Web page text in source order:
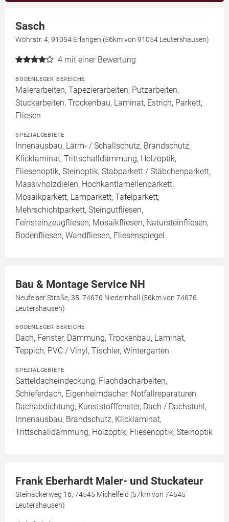
Sasch
Wöhrstr. 4, 91054 Erlangen (56km von 91054 Leutershausen)
4 mit einer Bewertung
BODENLEGER BEREICHE
Malerarbeiten, Tapezierarbeiten, Putzarbeiten,
Stuckarbeiten, Trockenbau, Laminat, Estrich, Parkett,
Fliesen
SPEZIALGEBIETE
Innenausbau, Lärm- / Schallschutz, Brandschutz,
Klicklaminat, Trittschalldämmung, Holzoptik,
Fliesenoptik, Steinoptik, Stabparkett / Stäbchenparkett,
Massivholzdielen, Hochkantlamellenparkett,
Mosaikparkett, Lamparkett, Tafelparkett,
Mehrschichtparkett, Steingutfliesen,
Feinsteinzeugfliesen, Mosaikfliesen, Natursteinfliesen,
Bodenfliesen, Wandfliesen, Fliesenspiegel
Bau & Montage Service NH
Neufelser Straße, 35, 74676 Niedernhall (56km von 74676
Leutershausen)
BODENLEGER BEREICHE
Dach, Fenster, Dämmung, Trockenbau, Laminat,
Teppich, PVC / Vinyl, Tischler, Wintergarten
SPEZIALGEBIETE
Satteldacheindeckung, Flachdacharbeiten,
Schieferdach, Eigenheimdächer, Notfallreparaturen,
Dachabdichtung, Kunststofffenster, Dach / Dachstuhl,
Innenausbau, Brandschutz, Klicklaminat,
Trittschalldämmung, Holzoptik, Fliesenoptik, Steinoptik
Frank Eberhardt Maler- und Stuckateur
Steinäckerweg 16, 74545 Michelfeld (57km von 74545
Leutershausen)